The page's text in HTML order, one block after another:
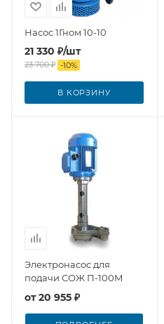
Насос 1Гном 10-10
21 330 ₽/шт
23 700₽ -10%
В КОРЗИНУ
Электронасос для
подачи СОЖ П-100М
от20 955 ₽